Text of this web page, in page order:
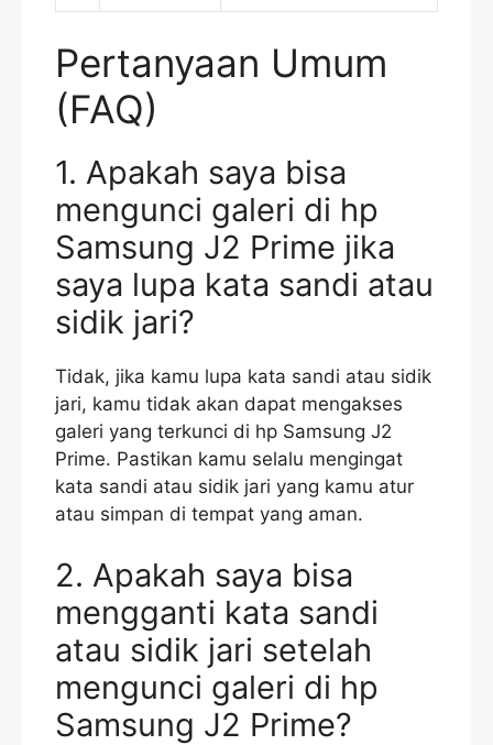
Pertanyaan Umum
(FAQ)
1. Apakah saya bisa
mengunci galeri di hp
Samsung J2 Prime jika
saya lupa kata sandi atau
sidik jari?
Tidak, jika kamu lupa kata sandi atau sidik
jari, kamu tidak akan dapat mengakses
galeri yang terkunci di hp Samsung J2
Prime. Pastikan kamu selalu mengingat
kata sandi atau sidik jari yang kamu atur
atau simpan di tempat yang aman.
2. Apakah saya bisa
mengganti kata sandi
atau sidik jari setelah
mengunci galeri di hp
Samsung J2 Prime?